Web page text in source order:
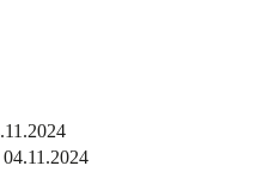
04.11.2024